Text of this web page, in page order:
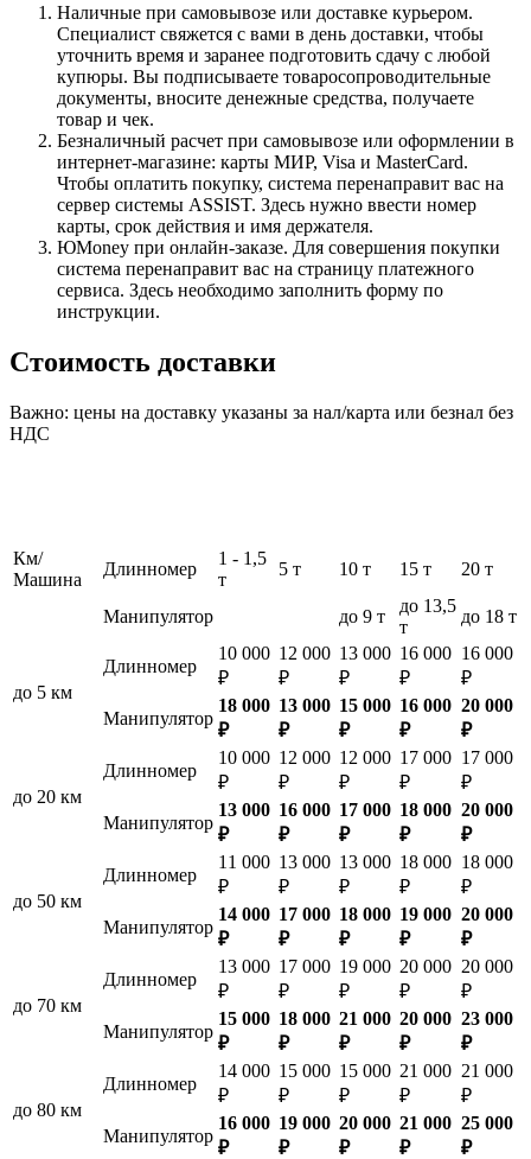
Наличные при самовывозе или доставке курьером.
Специалист свяжется с вами в день доставки, чтобы
уточнить время и заранее подготовить сдачу с любой
купюры. Вы подписываете товаросопроводительные
документы, вносите денежные средства, получаете
товар и чек.
Безналичный расчет при самовывозе или оформлении в
интернет-магазине: карты МИР, Visa и MasterCard.
Чтобы оплатить покупку, система перенаправит вас на
сервер системы ASSIST. Здесь нужно ввести номер
карты, срок действия и имя держателя.
ЮMoney при онлайн-заказе. Для совершения покупки
система перенаправит вас на страницу платежного
сервиса. Здесь необходимо заполнить форму по
инструкции.
Стоимость доставки
Важно: цены на доставку указаны за нал/карта или безнал без
НДС
Км/
Машина
Длинномер
1 - 1,5
т
5 т 10 т 15 т 20 т
Манипулятор до 9 т
до 13,5
т
до 18 т
до 5 км
Длинномер
10 000
₽
12 000
₽
13 000
₽
16 000
₽
16 000
₽
Манипулятор
18 000
₽
13 000
₽
15 000
₽
16 000
₽
20 000
₽
до 20 км
Длинномер
10 000
₽
12 000
₽
12 000
₽
17 000
₽
17 000
₽
Манипулятор
13 000
₽
16 000
₽
17 000
₽
18 000
₽
20 000
₽
до 50 км
Длинномер
11 000
₽
13 000
₽
13 000
₽
18 000
₽
18 000
₽
Манипулятор
14 000
₽
17 000
₽
18 000
₽
19 000
₽
20 000
₽
до 70 км
Длинномер
13 000
₽
17 000
₽
19 000
₽
20 000
₽
20 000
₽
Манипулятор
15 000
₽
18 000
₽
21 000
₽
20 000
₽
23 000
₽
до 80 км
Длинномер
14 000
₽
15 000
₽
15 000
₽
21 000
₽
21 000
₽
Манипулятор
16 000
₽
19 000
₽
20 000
₽
21 000
₽
25 000
₽